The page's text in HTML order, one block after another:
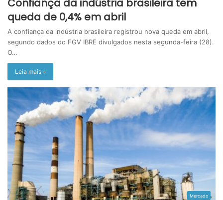
Confiança da indústria brasileira tem
queda de 0,4% em abril
A confiança da indústria brasileira registrou nova queda em abril,
segundo dados do FGV IBRE divulgados nesta segunda-feira (28).
O…
Leia mais »
Mercado